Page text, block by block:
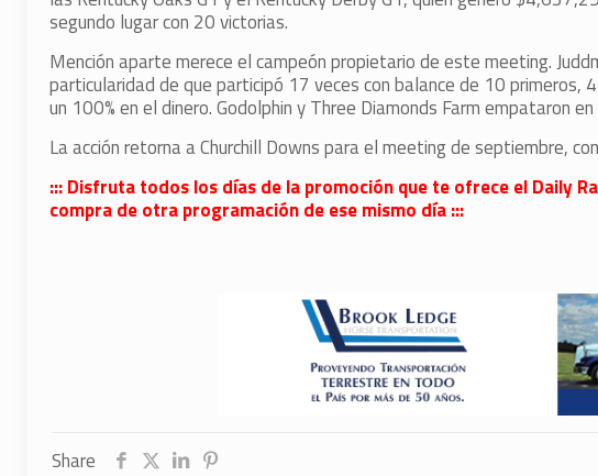
segundo lugar con 20 victorias.
Mención aparte merece el campeón propietario de este meeting.
particularidad de que participó 17 veces con balance de 10 primeros,
un 100% en el dinero. Godolphin y Three Diamonds Farm empataron
La acción retorna a Churchill Downs para el meeting de septiembre,
::: Disfruta todos los días de la promoción que te ofrece el Daily
compra de otra programación de ese mismo día :::
Share